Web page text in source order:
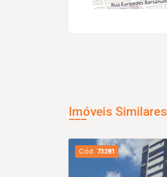
Imóveis Similares
Cód. 73281